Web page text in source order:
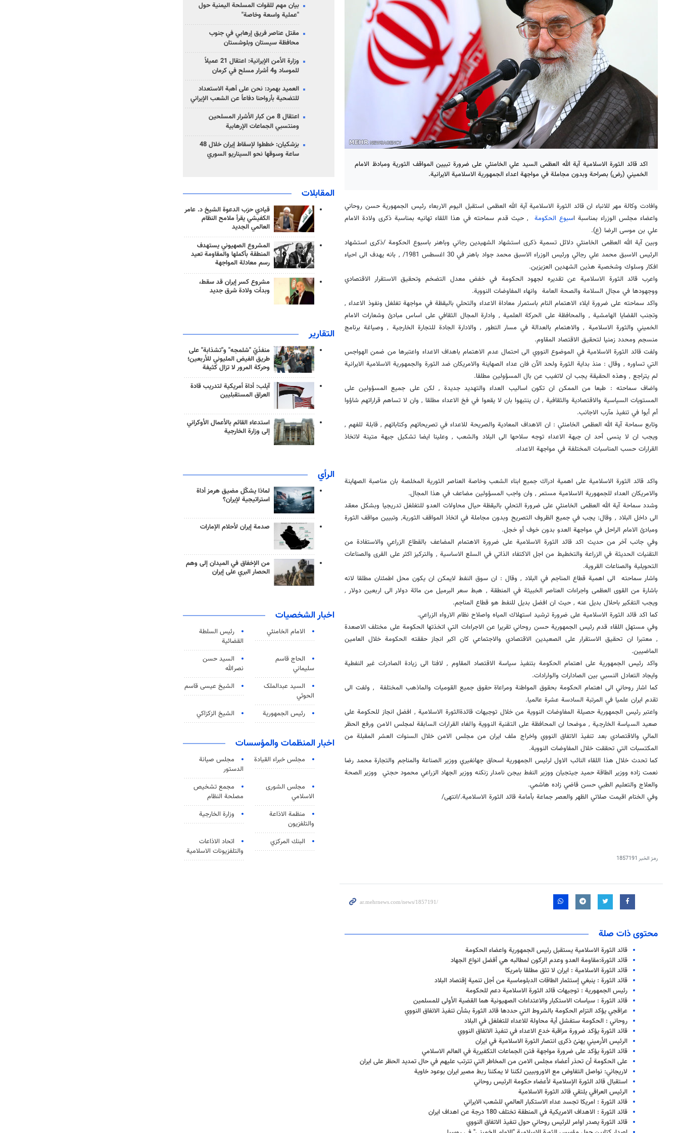
اكد قائد الثورة الاسلامية آية الله العظمى السيد علي الخامنئي على ضرورة تبيين المواقف الثورية ومبادظ الامام
الخميني (رض) بصراحة وبدون مجاملة في مواجهة اعداء الجمهورية الاسلامية الايرانية.
وافادت وكالة مهر للانباء ان قائد الثورة الاسلامية آية الله العظمى استقبل اليوم الاربعاء رئيس الجمهورية حسن روحاني
واعضاء مجلس الوزراء بمناسبة اسبوع الحكومة , حيث قدم سماحته في هذا اللقاء تهانيه بمناسبة ذكرى ولادة الامام
علي بن موسى الرضا (ع).
وبين آية الله العظمى الخامنئي دلائل تسمية ذكرى استشهاد الشهيدين رجاني وباهنر باسبوع الحكومة /ذكرى استشهاد
الرئيس الاسبق محمد علي رجائي ورئيس الوزراء الاسبق محمد جواد باهنر في 30 اغسطس 1981/ , بانه يهدف الى احياء
افكار وسلوك وشخصية هذين الشهدين العزيزين.
واعرب قائد الثورة الاسلامية عن تقديره لجهود الحكومة في خفض معدل التضخم وتحقيق الاستقرار الاقتصادي
ووجهودها في مجال السلامة والصحة العامة وانهاء المفاوضات النووية.
واكد سماحته على ضرورة ايلاء الاهتمام التام باستمرار معاداة الاعداء والتحلي باليقظة في مواجهة تغلغل ونفوذ الاعداء ,
وتجنب القضايا الهامشية , والمحافظة على الحركة العلمية , وادارة المجال الثقافي على اساس مبادئ وشعارات الامام
الخميني والثورة الاسلامية , والاهتمام بالعدالة في مسار التطور , والادارة الجادة للتجارة الخارجية , وصياغة برنامج
منسجم ومحدد زمنيا لتحقيق الاقتصاد المقاوم.
ولفت قائد الثورة الاسلامية في الموضوع النووي الى احتمال عدم الاهتمام باهداف الاعداء واعتبرها من ضمن الهواجس
التي تساوره , وقال : منذ بداية الثورة ولحد الآن فان عداء الصهاينة والامريكان ضد الثورة والجمهورية الاسلامية الايرانية
لم يتراجع , وهذه الحقيقة يجب ان لاتغيب عن بال المسؤولين مطلقا.
واضاف سماحته : طبعا من الممكن ان تكون اساليب العداء والتهديد جديدة , لكن على جميع المسؤولين على
المستويات السياسية والاقتصادية والثقافية , ان ينتبهوا بان لا يقعوا في فخ الاعداء مطلقا , وان لا تساهم قراراتهم شاؤوا
أم أبوا في تنفيذ مآرب الاجانب.
وتابع سماحة آية الله العظمى الخامنئي : ان الاهداف المعادية والصريحة للاعداء في تصريحاتهم وكتاباتهم , قابلة للفهم ,
ويجب ان لا ينسى أحد ان جبهة الاعداء توجه سلاحها الى البلاد والشعب , وعلينا ايضا تشكيل جبهة متينة لاتخاذ
القرارات حسب المناسبات المختلفة في مواجهة الاعداء.
واكد قائد الثورة الاسلامية على اهمية ادراك جميع ابناء الشعب وخاصة العناصر الثورية المخلصة بان مناصبة الصهاينة
والامريكان العداء للجمهورية الاسلامية مستمر , وان واجب المسؤولين مضاعف في هذا المجال.
وشدد سماحة آية الله العظمى الخامنئي على ضرورة التحلي باليقظة حيال محاولات العدو للتغلغل تدريجيا وبشكل معقد
الى داخل البلاد , وقال: يجب في جميع الظروف التصريح وبدون مجاملة في اتخاذ المواقف الثورية, وتبيين مواقف الثورة
ومبادئ الامام الراحل في مواجهة العدو بدون خوف أو خجل.
وفي جانب آخر من حديث اكد قائد الثورة الاسلامية على ضرورة الاهتمام المضاعف بالقطاع الزراعي والاستفادة من
التقنيات الحديثة في الزراعة والتخطيط من اجل الاكتفاء الذاتي في السلع الاساسية , والتركيز اكثر على القرى والصناعات
التحويلية والصناعات القروية.
واشار سماحته الى اهمية قطاع المناجم في البلاد , وقال : ان سوق النفط لايمكن ان يكون محل اطمئنان مطلقا لانه
باشارة من القوى العظمى واجراءات العناصر الخبيثة في المنطقة , هبط سعر البرميل من مائة دولار الى اربعين دولار ,
ويجب التفكير باحلال بديل عنه , حيث ان افضل بديل للنفط هو قطاع المناجم.
كما اكد قائد الثورة الاسلامية على ضرورة ترشيد استهلاك المياه واصلاح نظام الارواء الزراعي.
وفي مستهل اللقاء قدم رئيس الجمهورية حسن روحاني تقريرا عن الاجراءات التي اتخذتها الحكومة على مختلف الاصعدة
, معتبرا ان تحقيق الاستقرار على الصعيدين الاقتصادي والاجتماعي كان اكبر انجاز حققته الحكومة خلال العامين
الماضيين.
واكد رئيس الجمهورية على اهتمام الحكومة بتنفيذ سياسة الاقتصاد المقاوم , لافتا الى زيادة الصادرات غير النفطية
وايجاد التعادل النسبي بين الصادارات والوارادات.
كما اشار روحاني الى اهتمام الحكومة بحقوق المواطنة ومراعاة حقوق جميع القوميات والماذهب المختلفة , ولفت الى
تقدم ايران علميا في المرتبة السادسة عشرة عالميا.
واعتبر رئيس الجمهورية حصيلة المفاوضات النووية من خلال توجيهات قائدةالثورة الاسلامية , افضل انجاز للحكومة على
صعيد السياسة الخارجية , موضحا ان المحافظة على التقنية النووية والغاء القرارات السابقة لمجلس الامن ورفع الحظر
المالي والاقتصادي بعد تنفيذ الاتفاق النووي واخراج ملف ايران من مجلس الامن خلال السنوات العشر المقبلة من
المكتسبات التي تحققت خلال المفاوضات النووية.
كما تحدث خلال هذا اللقاء النائب الاول لرئيس الجمهورية اسحاق جهانغيري ووزير الصناعة والمناجم والتجارة محمد رضا
نعمت زاده ووزير الطاقة حميد جيتجيان ووزير النفط بيجن نامدار زنكنه ووزير الجهاد الزراعي محمود حجتي ووزير الصحة
والعلاج والتعليم الطبي حسن قاضي زاده هاشمي.
وفي الختام اقيمت صلاتي الظهر والعصر جماعة بأمامة قائد الثورة الاسلامية./انتهى/
رمز الخبر 1857191
محتوى ذات صلة
قائد الثورة الاسلامية يستقبل رئيس الجمهورية واعضاء الحكومة
قائد الثورة:مقاومة العدو وعدم الركون لمطالبه هي أفضل انواع الجهاد
قائد الثورة الاسلامية : ايران لا تثق مطلقا بامريكا
قائد الثورة : ينبغي إستثمار الطاقات الدبلوماسية من أجل تنمية إقتصاد البلاد
رئيس الجمهورية : توجيهات قائد الثورة الاسلامية دعم للحكومة
قائد الثورة : سياسات الاستكبار والاعتداءات الصهيونية هما القضية الأولى للمسلمين
عراقجي يؤكد التزام الحكومة بالشروط التي حددها قائد الثورة بشأن تنفيذ الاتفاق النووي
روحاني : الحكومة ستفشل أية محاولة للاعداء للتغلغل في البلاد
قائد الثورة يؤكد ضرورة مراقبة خدع الاعداء في تنفيذ الاتفاق النووي
الرئيس الأرميني يهنئ ذكرى انتصار الثورة الاسلامية في ايران
قائد الثورة يؤكد على ضرورة مواجهة فتن الجماعات التكفيرية في العالم الاسلامي
على الحكومة أن تحذر أعضاء مجلس الامن من المخاطر التي تترتب عليهم في حال تمديد الحظر على ايران
لاريجاني: نواصل التفاوض مع الاوروبيين لكننا لا يمكننا ربط مصير ايران بوعود خاوية
استقبال قائد الثورة الإسلامية لأعضاء حكومة الرئيس روحاني
الرئيس العراقي يلتقي قائد الثورة الاسلامية
قائد الثورة : امريكا تجسد عداء الاستكبار العالمي للشعب الايراني
قائد الثورة : الاهداف الامريكية في المنطقة تختلف 180 درجة عن اهداف ايران
قائد الثورة يصدر اوامر للرئيس روحاني حول تنفيذ الاتفاق النووي
بيان مهم للقوات المسلحة اليمنية حول
"عملية واسعة وخاصة"
مقتل عناصر فريق إرهابي في جنوب
محافظة سيستان وبلوشستان
وزارة الأمن الإيرانية: اعتقال 21 عميلاً
للموساد و4 أشرار مسلح في كرمان
العميد بهمرد: نحن على أهبة الاستعداد
للتضحية بأرواحنا دفاعاً عن الشعب الإيراني
اعتقال 8 من كبار الأشرار المسلحين
ومنتسبي الجماعات الإرهابية
بزشكيان: خططوا لإسقاط إيران خلال 48
ساعة وسوقها نحو السيناريو السوري
المقابلات
قيادي حزب الدعوة الشيخ د. عامر
الكفيشي يقرأ ملامح النظام
العالمي الجديد
المشروع الصهيوني يستهدف
المنطقة بأكملها والمقاومة تعيد
رسم معادلة المواجهة
مشروع كسر إيران قد سقط،
وبدأت ولادة شرق جديد
التقارير
منفذَيّ "شلمجه" و"تشذابة" على
طريق الفيض المليوني للأربعين؛
وحركة المرور لا تزال كثيفة
آيلب: أداة أمريكية لتدريب قادة
العراق المستقبليين
استدعاء القائم بالأعمال الأوكراني
إلى وزارة الخارجية
الرأي
لماذا يشكّل مضيق هرمز أداة
استراتيجية لإيران؟
صدمة إيران لأحلام الإمارات
من الإخفاق في الميدان إلى وهم
الحصار البري على إيران
اخبار الشخصيات
الامام الخامنئي
رئیس السلطة
القضائیة
الحاج قاسم
سليماني
السيد حسن
نصرالله
السید عبدالملک
الحوثي
الشيخ عيسى قاسم
رئيس الجمهورية الشيخ الزكزاكي
اخبار المنظمات والمؤسسات
مجلس خبراء القيادة
مجلس صيانة
الدستور
مجلس الشورى
الاسلامي
مجمع تشخيص
مصلحة النظام
منظمة الاذاعة
والتلفزیون
وزارة الخارجية
البنك المركزي
اتحاد الاذاعات
والتلفزيونات الاسلامية